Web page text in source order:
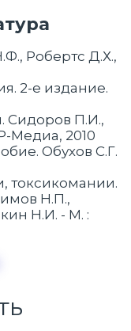
Робертс Д.Х.,
2-е издание.
Сидоров П.И.,
Медиа, 2010
Обухов С.Г.
токсикомании.
Н.П.,
Н.И. - М. :